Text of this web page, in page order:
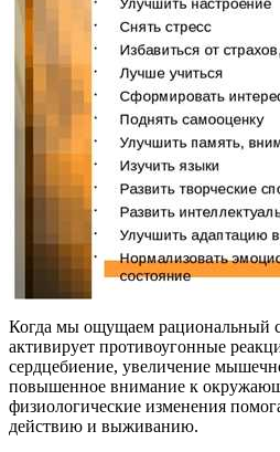
Когда мы ощущаем рациональный
активирует противоугонные
сердцебиение, увеличение
повышенное внимание к
физиологические изменения
действию и выживанию.